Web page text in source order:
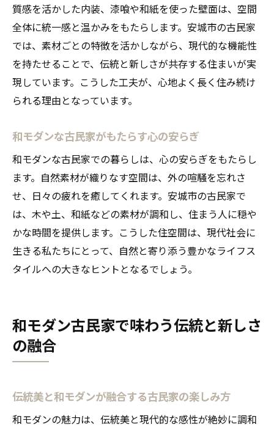
質感を活かした内装、漆喰や和紙を使った壁面は、空間
全体に統一感と温かみをもたらします。安城市の古民家
では、素材ごとの特徴を活かしながら、現代的な機能性
を持たせることで、伝統と新しさが共存する住まいが実
現しています。こうした工夫が、心地よく長く住み続け
られる理由となっています。
和モダンな古民家がもたらす心の安らぎ
和モダンな古民家での暮らしは、心の安らぎをもたらし
ます。自然素材が織りなす空間は、外の喧騒を忘れさ
せ、日々の疲れを癒してくれます。安城市の古民家で
は、木や土、和紙などの素材が調和し、住まう人に穏や
かな時間を提供します。こうした住空間は、現代社会に
生きる私たちにとって、自然と寄り添う豊かなライフス
タイルへの大きなヒントとなるでしょう。
和モダン古民家で味わう伝統と新しさ
の融合
伝統美と和モダンが融合する古民家の楽しみ方
和モダンの魅力は、伝統美と現代的な感性が絶妙に調和